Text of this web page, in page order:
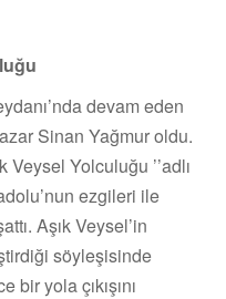
devam eden
Sinan Yağmur oldu.
Veysel Yolculuğu ’’adlı
’nun ezgileri ile
Aşık Veysel’in
söyleşisinde
bir yola çıkışını